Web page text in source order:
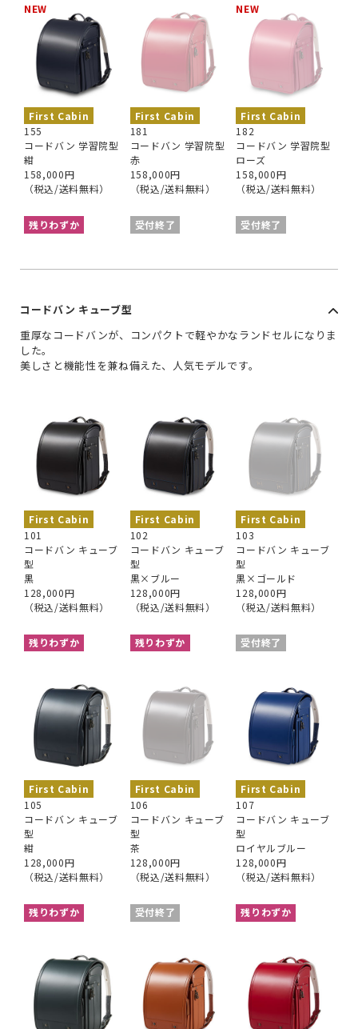
First Cabin
155
コードバン 学習院型
紺
158,000円
（税込/送料無料）
残りわずか
NEW
First Cabin
181
コードバン 学習院型
赤
158,000円
（税込/送料無料）
受付終了
First Cabin
182
コードバン 学習院型
ローズ
158,000円
（税込/送料無料）
受付終了
NEW
コードバン キューブ型
重厚なコードバンが、コンパクトで軽やかなランドセルになりま
した。
美しさと機能性を兼ね備えた、人気モデルです。
First Cabin
101
コードバン キューブ
型
黒
128,000円
（税込/送料無料）
残りわずか
First Cabin
102
コードバン キューブ
型
黒×ブルー
128,000円
（税込/送料無料）
残りわずか
First Cabin
103
コードバン キューブ
型
黒×ゴールド
128,000円
（税込/送料無料）
受付終了
First Cabin
105
コードバン キューブ
型
紺
128,000円
（税込/送料無料）
残りわずか
First Cabin
106
コードバン キューブ
型
茶
128,000円
（税込/送料無料）
受付終了
First Cabin
107
コードバン キューブ
型
ロイヤルブルー
128,000円
（税込/送料無料）
残りわずか